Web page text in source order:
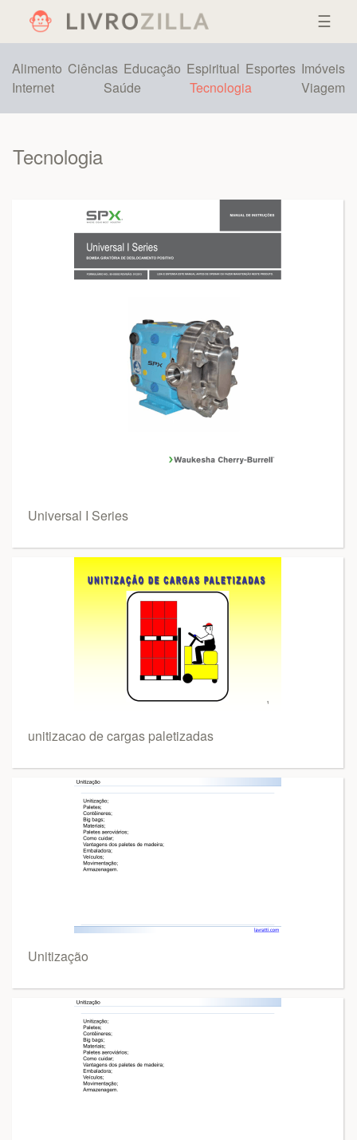
☰
Alimento Ciências Educação Espiritual Esportes Imóveis
Internet
Saúde Tecnologia Viagem
Tecnologia
Universal I Series
unitizacao de cargas paletizadas
Unitização